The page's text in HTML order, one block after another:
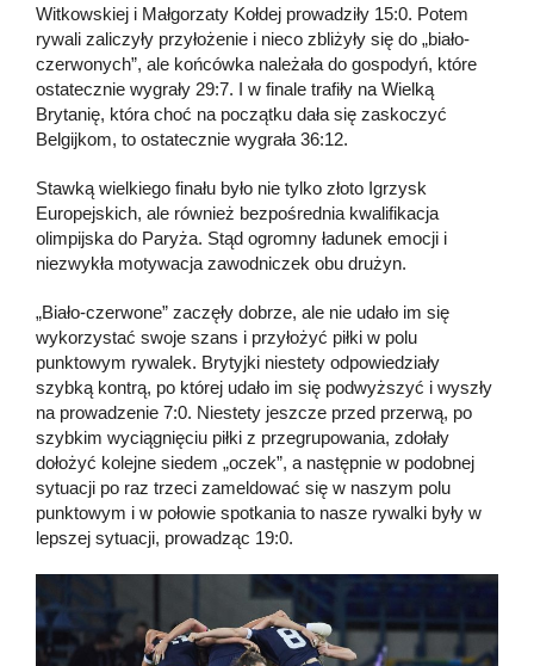
Witkowskiej i Małgorzaty Kołdej prowadziły 15:0. Potem
rywali zaliczyły przyłożenie i nieco zbliżyły się do „biało-
czerwonych”, ale końcówka należała do gospodyń, które
ostatecznie wygrały 29:7. I w finale trafiły na Wielką
Brytanię, która choć na początku dała się zaskoczyć
Belgijkom, to ostatecznie wygrała 36:12.
Stawką wielkiego finału było nie tylko złoto Igrzysk
Europejskich, ale również bezpośrednia kwalifikacja
olimpijska do Paryża. Stąd ogromny ładunek emocji i
niezwykła motywacja zawodniczek obu drużyn.
„Biało-czerwone” zaczęły dobrze, ale nie udało im się
wykorzystać swoje szans i przyłożyć piłki w polu
punktowym rywalek. Brytyjki niestety odpowiedziały
szybką kontrą, po której udało im się podwyższyć i wyszły
na prowadzenie 7:0. Niestety jeszcze przed przerwą, po
szybkim wyciągnięciu piłki z przegrupowania, zdołały
dołożyć kolejne siedem „oczek”, a następnie w podobnej
sytuacji po raz trzeci zameldować się w naszym polu
punktowym i w połowie spotkania to nasze rywalki były w
lepszej sytuacji, prowadząc 19:0.